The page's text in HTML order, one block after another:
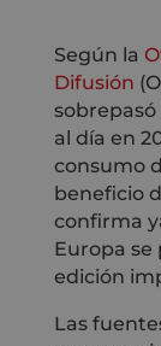
Según la
Difusión
al día en
consumo
beneficio
confirma
Europa se
edición
Las